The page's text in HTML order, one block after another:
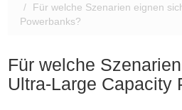
Für welche Szenarien eignen
Powerbanks?
Für welche
Ultra-Large Capacity